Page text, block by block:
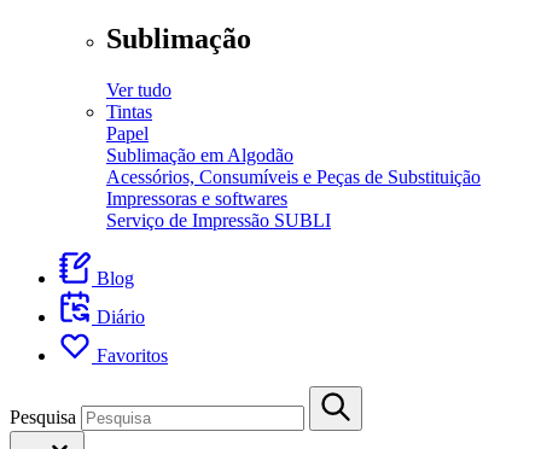
Sublimação
Ver tudo
Tintas
Papel
Sublimação em Algodão
Acessórios, Consumíveis e Peças de Substituição
Impressoras e softwares
Serviço de Impressão SUBLI
Blog
Diário
Favoritos
Pesquisa